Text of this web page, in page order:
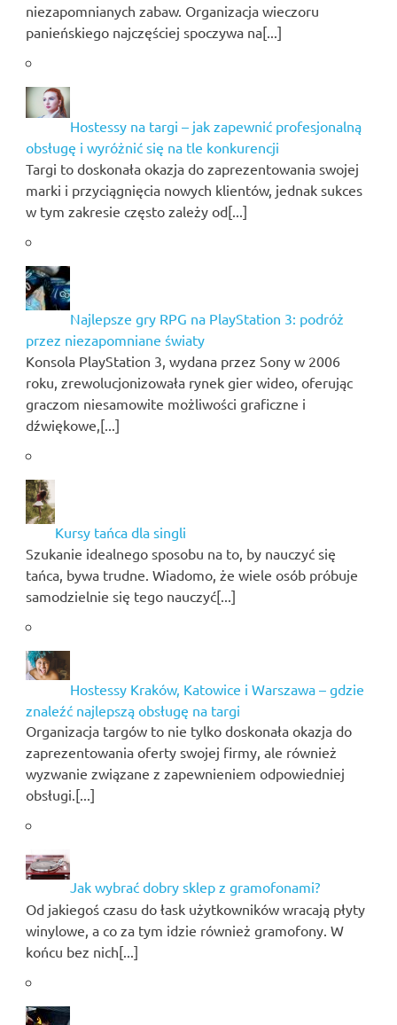
niezapomnianych zabaw. Organizacja wieczoru
panieńskiego najczęściej spoczywa na[...]
Hostessy na targi – jak zapewnić profesjonalną
obsługę i wyróżnić się na tle konkurencji
Targi to doskonała okazja do zaprezentowania swojej
marki i przyciągnięcia nowych klientów, jednak sukces
w tym zakresie często zależy od[...]
Najlepsze gry RPG na PlayStation 3: podróż
przez niezapomniane światy
Konsola PlayStation 3, wydana przez Sony w 2006
roku, zrewolucjonizowała rynek gier wideo, oferując
graczom niesamowite możliwości graficzne i
dźwiękowe,[...]
Kursy tańca dla singli
Szukanie idealnego sposobu na to, by nauczyć się
tańca, bywa trudne. Wiadomo, że wiele osób próbuje
samodzielnie się tego nauczyć[...]
Hostessy Kraków, Katowice i Warszawa – gdzie
znaleźć najlepszą obsługę na targi
Organizacja targów to nie tylko doskonała okazja do
zaprezentowania oferty swojej firmy, ale również
wyzwanie związane z zapewnieniem odpowiedniej
obsługi.[...]
Jak wybrać dobry sklep z gramofonami?
Od jakiegoś czasu do łask użytkowników wracają płyty
winylowe, a co za tym idzie również gramofony. W
końcu bez nich[...]